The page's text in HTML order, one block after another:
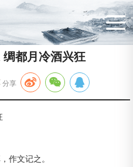
都月冷酒兴狂
分享
作文记之。